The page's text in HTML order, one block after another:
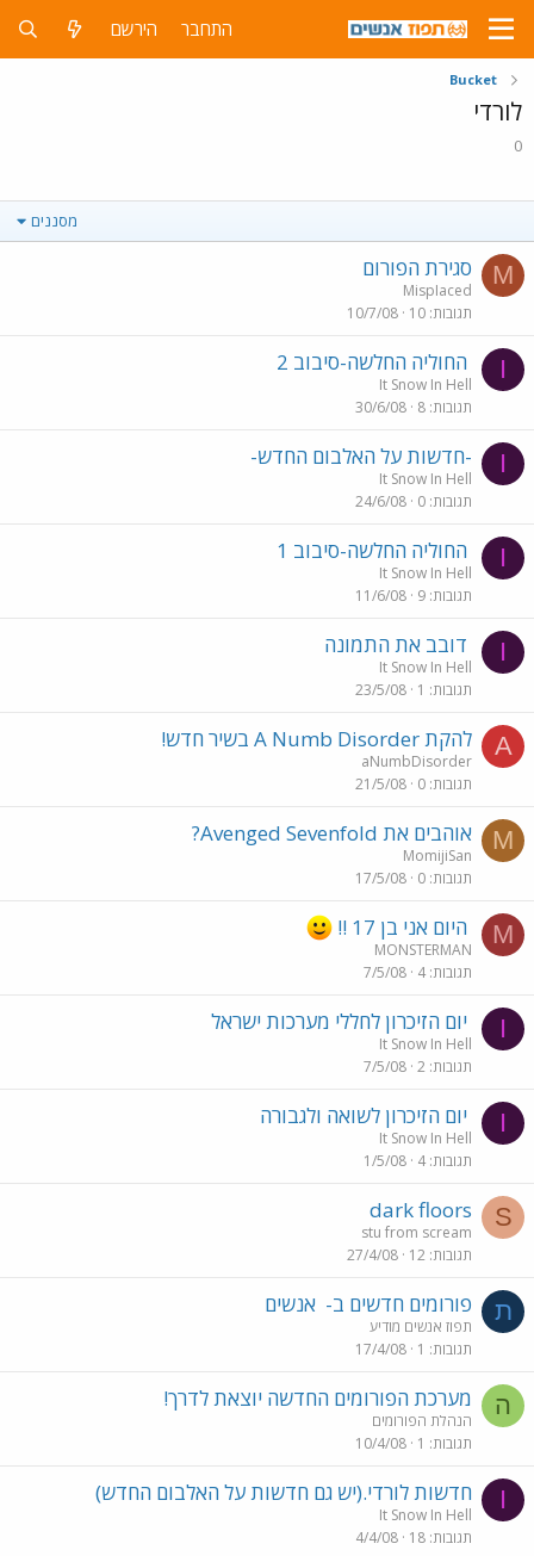
התחבר הירשם
Bucket
לורדי
0
מסננים
M סגירת הפורום
MispIaced
תגובות 10
10/7/08
I החוליה החלשה-סיבוב 2
It Snow In Hell
תגובות 8
30/6/08
I -חדשות על האלבום החדש-
It Snow In Hell
תגובות 0
24/6/08
I החוליה החלשה-סיבוב 1
It Snow In Hell
תגובות 9
11/6/08
I דובב את התמונה
It Snow In Hell
תגובות 1
23/5/08
A להקת A Numb Disorder בשיר חדש!
aNumbDisorder
תגובות 0
21/5/08
M אוהבים את Avenged Sevenfold?
MomijiSan
תגובות 0
17/5/08
M היום אני בן 17 !!
MONSTERMAN
תגובות 4
7/5/08
I יום הזיכרון לחללי מערכות ישראל
It Snow In Hell
תגובות 2
7/5/08
I יום הזיכרון לשואה ולגבורה
It Snow In Hell
תגובות 4
1/5/08
S
dark floors
stu from scream
תגובות 12
27/4/08
ת פורומים חדשים ב- אנשים
תפוז אנשים מודיע
תגובות 1
17/4/08
ה מערכת הפורומים החדשה יוצאת לדרך!
הנהלת הפורומים
תגובות 1
10/4/08
I חדשות לורדי.(יש גם חדשות על האלבום החדש)
It Snow In Hell
תגובות 18
4/4/08